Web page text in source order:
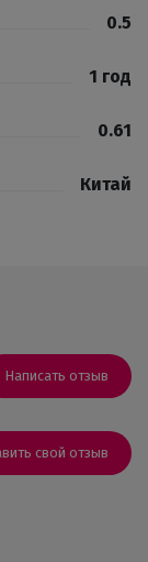
0.5
1 год
0.61
Китай
Написать отзыв
свой отзыв